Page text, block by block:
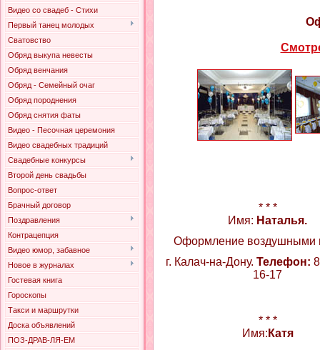
Видео со свадеб - Стихи
Первый танец молодых
Сватовство
Обряд выкупа невесты
Обряд венчания
Обряд - Семейный очаг
Обряд породнения
Обряд снятия фаты
Видео - Песочная церемония
Видео свадебных традиций
Свадебные конкурсы
Второй день свадьбы
Вопрос-ответ
Брачный договор
Поздравления
Контрацепция
Видео юмор, забавное
Новое в журналах
Гостевая книга
Гороскопы
Такси и маршрутки
Доска объявлений
ПОЗ-ДРАВ-ЛЯ-ЕМ
* * *
Имя: Наталья.
Оформление воздушными
г. Калач-на-Дону. Телефон:
16-17
* * *
Имя: Катя